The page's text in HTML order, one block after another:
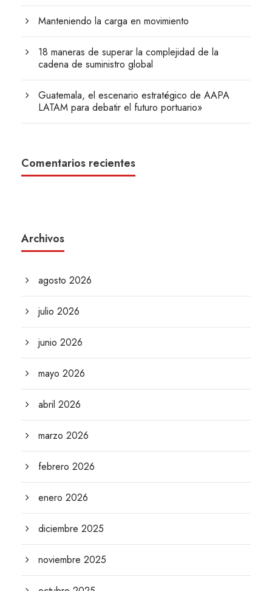
Manteniendo la carga en movimiento
18 maneras de superar la complejidad de la
cadena de suministro global
Guatemala, el escenario estratégico de AAPA
LATAM para debatir el futuro portuario»
Comentarios recientes
Archivos
agosto 2026
julio 2026
junio 2026
mayo 2026
abril 2026
marzo 2026
febrero 2026
enero 2026
diciembre 2025
noviembre 2025